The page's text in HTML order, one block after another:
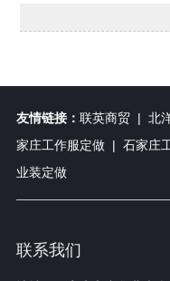
友情链接： 联英商贸| 北
家庄工作服定做| 石家庄
业装定做
联系我们